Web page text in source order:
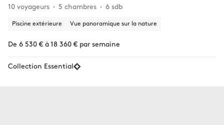
10 voyageurs
5 chambres 6 sdb
Piscine extérieure Vue panoramique sur la nature
De 6 530 € à 18 360 € par semaine
Collection Essential